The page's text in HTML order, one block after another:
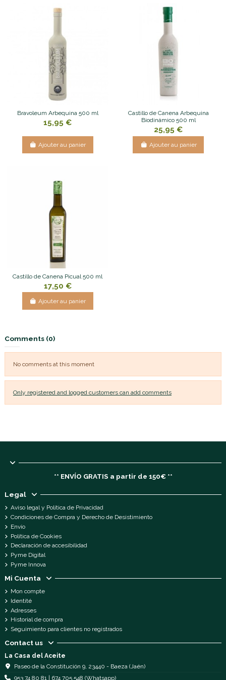
Bravoleum Arbequina 500 ml
15,95 €
Ajouter au panier
Castillo de Canena Arbequina
Biodinámico 500 ml
25,95 €
Ajouter au panier
Castillo de Canena Picual 500 ml
17,50 €
Ajouter au panier
Comments (0)
No comments at this moment
Only registered and logged customers can add comments
** ENVÍO GRATIS a partir de 150€ **
Legal
Aviso legal y Política de Privacidad
Condiciones de Compra y Derecho de Desistimiento
Envío
Política de Cookies
Declaración de accesibilidad
Pyme Digital
Pyme Innova
Mi Cuenta
Mon compte
Identité
Adresses
Historial de compra
Seguimiento para clientes no registrados
Contact us
La Casa del Aceite
Paseo de la Constitución 9, 23440 - Baeza (Jaén)
953 74 80 81 | 674 705 548 (Whatsapp)